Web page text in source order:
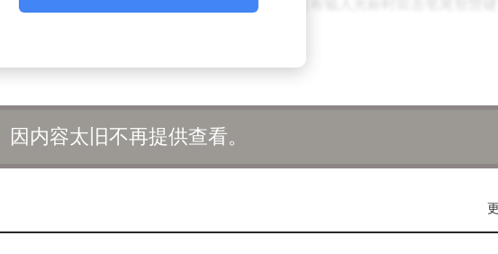
办公和创作场景中。WPS的一键生成PPT、万兴脑图的AI生成思维导图、剪
加开放、协同的AI生态格局。
柔光屏技术大规模应用于大众平板，解决了强光下屏幕眩光、反光以及书写
云晰柔光屏，引入了纳米抗反射涂层，实现了抗眩光、抗反射、抗指纹的
因内容太旧不再提供查看。